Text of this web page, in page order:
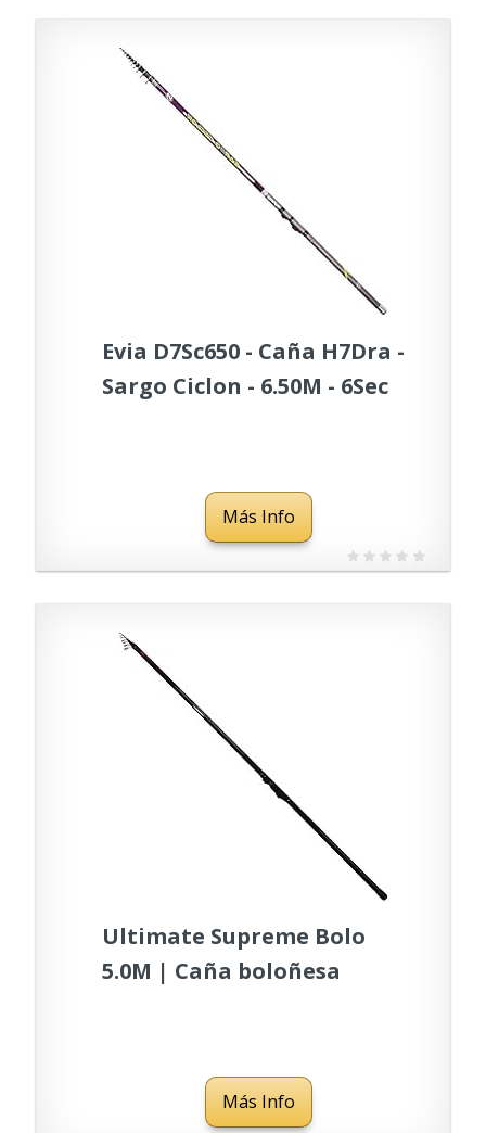
Evia D7Sc650 - Caña H7Dra -
Sargo Ciclon - 6.50M - 6Sec
Más Info
Ultimate Supreme Bolo
5.0M | Caña boloñesa
Más Info